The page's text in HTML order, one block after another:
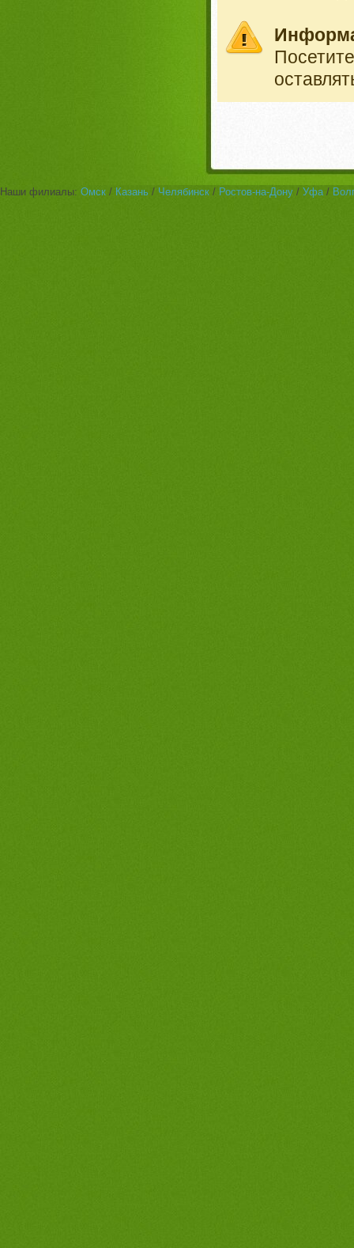
Наши филиалы: Омск / Казань / Челябинск / Ростов-на-Дону / Уфа /